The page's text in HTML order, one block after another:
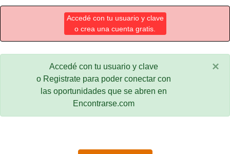
Accedé con tu usuario y clave
o crea una cuenta gratis.
Accedé con tu usuario y clave
o Registrate para poder conectar con
las oportunidades que se abren en
Encontrarse.com
×